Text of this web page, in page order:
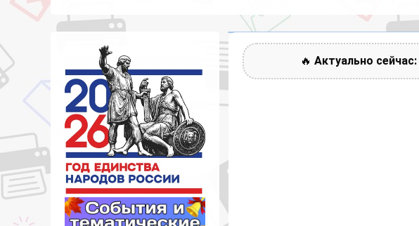
🔥 Актуально сейчас: